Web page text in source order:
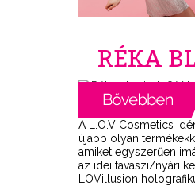
RÉKA
A L.O.V Cosmetics
újabb olyan
amiket egyszerűen
az idei tavaszi/nyári
LOVillusion